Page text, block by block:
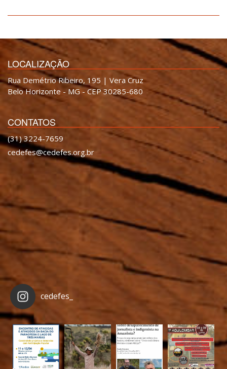
LOCALIZAÇÃO
Rua Demétrio Ribeiro, 195 | Vera Cruz
Belo Horizonte - MG - CEP 30285-680
CONTATOS
(31) 3224-7659
cedefes@cedefes.org.br
cedefes_